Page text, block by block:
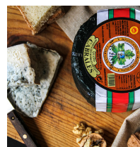
13,
9
0
€
hasta
26,
9
0
€
tiene
múltiples
variantes.
Las
opciones
se
pueden
elegir
en